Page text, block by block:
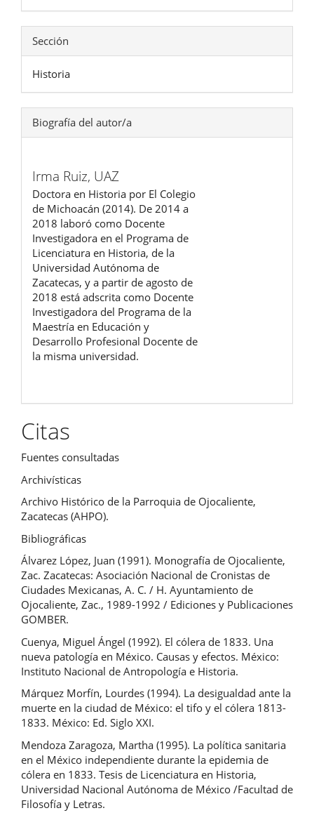
Sección
Historia
Biografía del autor/a
Irma Ruiz, UAZ
Doctora en Historia por El Colegio
de Michoacán (2014). De 2014 a
2018 laboró como Docente
Investigadora en el Programa de
Licenciatura en Historia, de la
Universidad Autónoma de
Zacatecas, y a partir de agosto de
2018 está adscrita como Docente
Investigadora del Programa de la
Maestría en Educación y
Desarrollo Profesional Docente de
la misma universidad.
Citas
Fuentes consultadas
Archivísticas
Archivo Histórico de la Parroquia de Ojocaliente,
Zacatecas (AHPO).
Bibliográficas
Álvarez López, Juan (1991). Monografía de Ojocaliente,
Zac. Zacatecas: Asociación Nacional de Cronistas de
Ciudades Mexicanas, A. C. / H. Ayuntamiento de
Ojocaliente, Zac., 1989-1992 / Ediciones y Publicaciones
GOMBER.
Cuenya, Miguel Ángel (1992). El cólera de 1833. Una
nueva patología en México. Causas y efectos. México:
Instituto Nacional de Antropología e Historia.
Márquez Morfín, Lourdes (1994). La desigualdad ante la
muerte en la ciudad de México: el tifo y el cólera 1813-
1833. México: Ed. Siglo XXI.
Mendoza Zaragoza, Martha (1995). La política sanitaria
en el México independiente durante la epidemia de
cólera en 1833. Tesis de Licenciatura en Historia,
Universidad Nacional Autónoma de México /Facultad de
Filosofía y Letras.